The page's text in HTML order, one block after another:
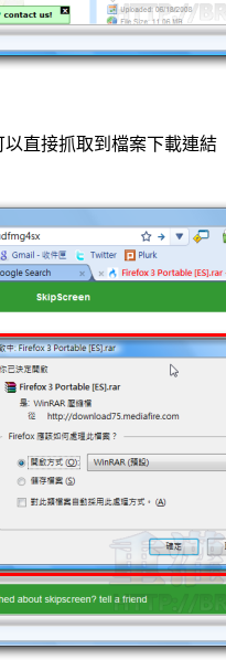
直接抓取到檔案下載連結